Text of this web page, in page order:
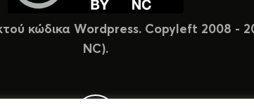
κώδικα Wordpress. Copyleft 2008 -
NC).